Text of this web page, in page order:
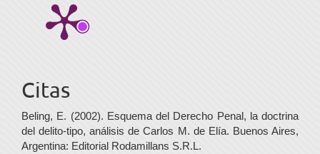
Citas
Beling, E. (2002). Esquema del Derecho Penal, la doctrina
del delito-tipo, análisis de Carlos M. de Elía. Buenos Aires,
Argentina: Editorial Rodamillans S.R.L.